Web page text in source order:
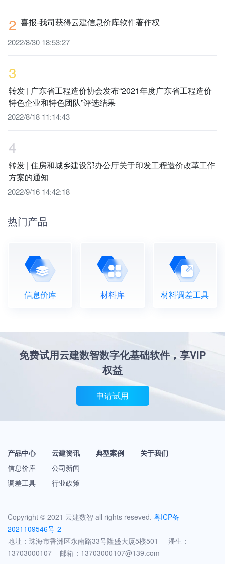
2 喜报-我司获得云建信息价库软件著作权
2022/8/30 18:53:27
3
转发 | 广东省工程造价协会发布“2021年度广东省工程造价
特色企业和特色团队”评选结果
2022/8/18 11:14:43
4
转发 | 住房和城乡建设部办公厅关于印发工程造价改革工作
方案的通知
2022/9/16 14:42:18
热门产品
信息价库 材料库 材料调差工具
免费试用云建数智数字化基础软件，享VIP
权益
申请试用
产品中心
信息价库
调差工具
云建资讯
公司新闻
行业政策
典型案例 关于我们
Copyright © 2021 云建数智 all rights reseved. 粤ICP备
2021109546号-2
地址：珠海市香洲区永南路33号隆盛大厦5楼501 潘生：
13703000107 邮箱：13703000107@139.com